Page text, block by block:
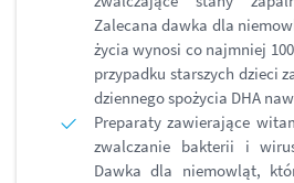
Zalecana dawka dla
życia wynosi co najmniej
przypadku starszych dzieci
dziennego spożycia DHA
Preparaty zawierające
zwalczanie bakterii i
Dawka dla niemowląt,